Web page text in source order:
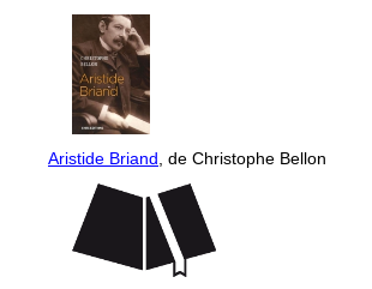
Aristide Briand , de Christophe Bellon